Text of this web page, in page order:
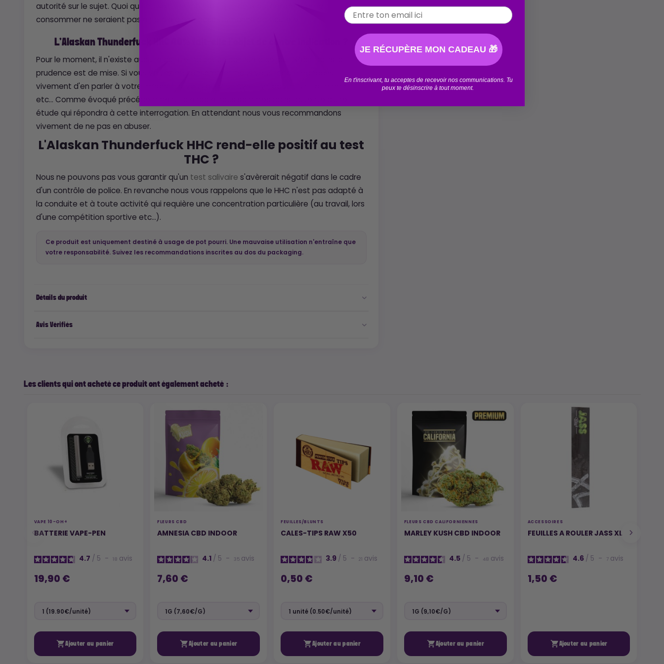
autorité sur le sujet. Quoi qu'il en soit, il semblerait que ceux qui décident de le
consommer ne seraient pas en proie à une accoutumance particulière.
L'Alaskan Thunderfuck HHC 40% fait-elle l'objet de contre indication ?
Pour le moment, il n'existe aucune contre indication connue à ce jour. Néanmoins la
prudence est de mise. Si vous voulez en consommer, nous vous recommandons
vivement d'en parler à votre médecin si vous avez un éventuel doute, un traitement
etc... Comme évoqué précédemment, là encore nous sommes dans l'attente d'une
étude qui répondra à cette interrogation. En attendant nous vous recommandons
vivement de ne pas en abuser.
L'Alaskan Thunderfuck HHC rend-elle positif au test
THC ?
Nous ne pouvons pas vous garantir qu'un test salivaire s'avèrerait négatif dans le cadre
d'un contrôle de police. En revanche nous vous rappelons que le HHC n'est pas adapté à
la conduite et à toute activité qui requière une concentration particulière (au travail, lors
d'une compétition sportive etc...).
Ce produit est uniquement destiné à usage de pot pourri. Une mauvaise utilisation n'entraîne que
votre responsabilité. Suivez les recommandations inscrites au dos du packaging.
Détails du produit
Avis Vérifiés
Les clients qui ont acheté ce produit ont également acheté :
VAPE 10-OH+
BATTERIE VAPE-PEN
4.7 / 5 - 18 avis
19,90 €
Ajouter au panier
FLEURS CBD
AMNESIA CBD INDOOR
4.1 / 5 - 35 avis
7,60 €
Ajouter au panier
FEUILLES/BLUNTS
CALES-TIPS RAW X50
3.9 / 5 - 21 avis
0,50 €
Ajouter au panier
FLEURS CBD CALIFORNIENNES
MARLEY KUSH CBD INDOOR
4.5 / 5 - 48 avis
9,10 €
Ajouter au panier
ACCESSOIRES
FEUILLES A ROULER JASS XL
4.6 / 5 - 7 avis
1,50 €
Ajouter au panier
Email
JE RÉCUPÈRE MON CADEAU 🎁
En t'inscrivant, tu acceptes de recevoir nos communications. Tu
peux te désinscrire à tout moment.